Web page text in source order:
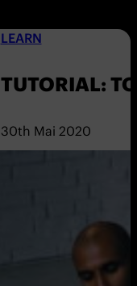
LEARN
TUTORIAL:
30th Mai 2020